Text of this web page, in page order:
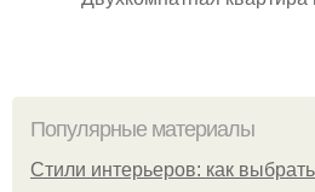
Популярные материалы
Стили интерьеров: как